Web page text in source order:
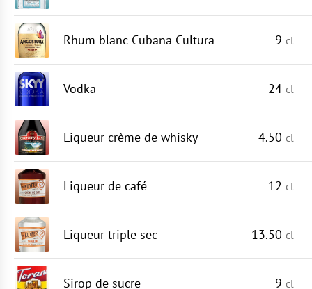
Rhum blanc Cubana Cultura 9 cl
Vodka 24 cl
Liqueur crème de whisky 4.50 cl
Liqueur de café 12 cl
Liqueur triple sec 13.50 cl
Sirop de sucre 9 cl